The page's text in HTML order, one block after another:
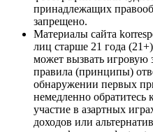
принадлежащих
запрещено.
Материалы сайта
лиц старше 21 года
может вызвать игровую
правила (принципы)
обнаружении первых
немедленно обратитесь
участие в азартных
доходов или